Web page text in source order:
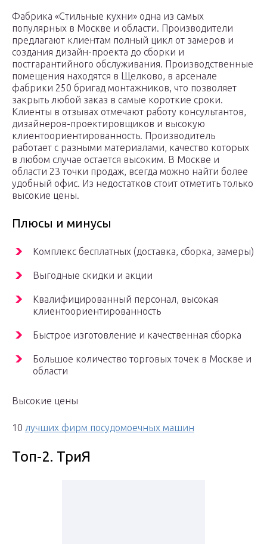
Фабрика «Стильные кухни» одна из самых
популярных в Москве и области. Производители
предлагают клиентам полный цикл от замеров и
создания дизайн-проекта до сборки и
постгарантийного обслуживания. Производственные
помещения находятся в Щелково, в арсенале
фабрики 250 бригад монтажников, что позволяет
закрыть любой заказ в самые короткие сроки.
Клиенты в отзывах отмечают работу консультантов,
дизайнеров-проектировщиков и высокую
клиентоориентированность. Производитель
работает с разными материалами, качество которых
в любом случае остается высоким. В Москве и
области 23 точки продаж, всегда можно найти более
удобный офис. Из недостатков стоит отметить только
высокие цены.
Плюсы и минусы
Комплекс бесплатных (доставка, сборка, замеры)
Выгодные скидки и акции
Квалифицированный персонал, высокая
клиентоориентированность
Быстрое изготовление и качественная сборка
Большое количество торговых точек в Москве и
области
Высокие цены
10 лучших фирм посудомоечных машин
Топ-2. ТриЯ